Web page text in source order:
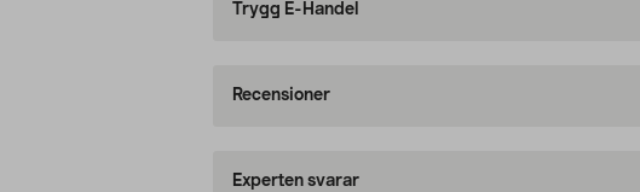
Trygg E-Handel
Recensioner
Experten svarar